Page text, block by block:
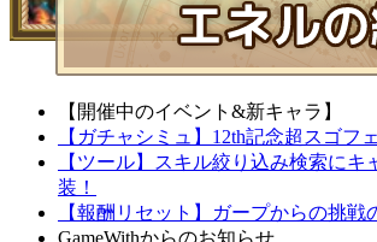
【開催中のイベント&新キャラ】
【ガチャシミュ】12th記念超スゴフ
【ツール】スキル絞り込み検索にキ
装！
【報酬リセット】ガープからの挑戦
GameWithからのお知らせ